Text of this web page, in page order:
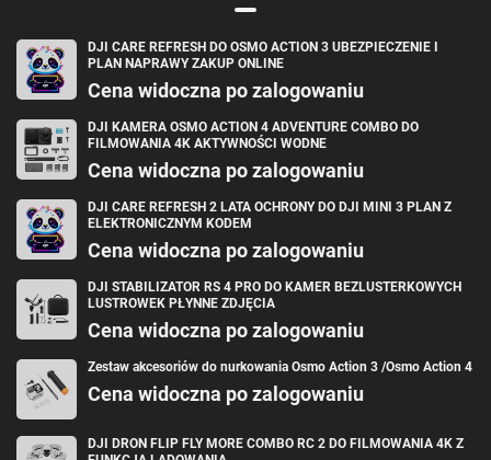
Częstotliwość
robocza
Bluetooth
2,400-2,4835 GHz
Moc transmitera < 10 dBm
Rozdzielczość
1920×1080
Wymiary
5.5 cala
Licza klatek na
sekundę
60FPS
Jasność
Obsługa
dotykowa
10-punktowy multi-touch
Akumulator
18650 Li-ion (6200 mAh, 3,6 V)
ładowania
Czas ładowania Ok. 1,5 h (z ładowarką 9 V / 3 A)
Czas pracy
Maks. 3 h
laboratoryjnym, z aparaturą DJI RC 2 połączoną z
dronem DJI Air 3, przy normalnym statusie ładowania i
podczas nagrywania filmu 1080p/60FPS.
pracy
DJI CARE REFRESH DO OSMO ACTION 3 UBEZPIECZENIE I
PLAN NAPRAWY ZAKUP ONLINE
Cena widoczna po zalogowaniu
DJI KAMERA OSMO ACTION 4 ADVENTURE COMBO DO
FILMOWANIA 4K AKTYWNOŚCI WODNE
Cena widoczna po zalogowaniu
DJI CARE REFRESH 2 LATA OCHRONY DO DJI MINI 3 PLAN Z
ELEKTRONICZNYM KODEM
Cena widoczna po zalogowaniu
DJI STABILIZATOR RS 4 PRO DO KAMER BEZLUSTERKOWYCH
LUSTROWEK PŁYNNE ZDJĘCIA
Cena widoczna po zalogowaniu
Zestaw akcesoriów do nurkowania Osmo Action 3 /Osmo Action 4
Cena widoczna po zalogowaniu
DJI DRON FLIP FLY MORE COMBO RC 2 DO FILMOWANIA 4K Z